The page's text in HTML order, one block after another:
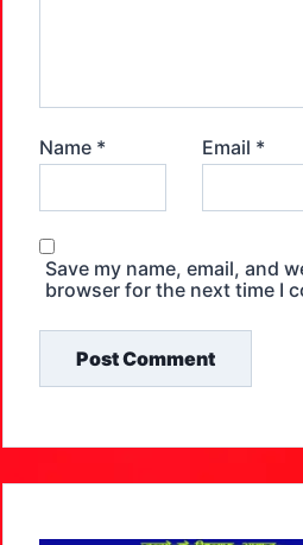
Name * Email *
Save my name, email, and
browser for the next time I